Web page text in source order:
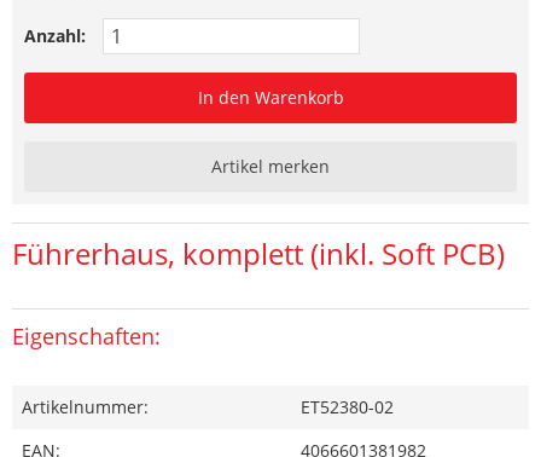
Anzahl:
In den Warenkorb
Artikel merken
Führerhaus, komplett (inkl. Soft PCB)
Eigenschaften:
Artikelnummer:
ET52380-02
EAN:
4066601381982